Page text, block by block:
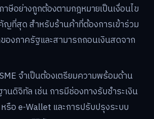
าษีอย่างถูกต้องตามกฎหมายเป็นเงื่อนไข
ที่สุด สำหรับร้านค้าที่ต้องการเข้าร่วม
องภาครัฐและสามารถถอนเงินสดจาก
จำเป็นต้องเตรียมความพร้อมด้าน
นดิจิทัล เช่น การมีช่องทางรับชำระเงิน
รือ e-Wallet และการปรับปรุงระบบ